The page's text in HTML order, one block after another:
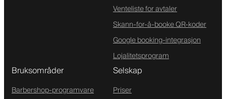
Venteliste for avtaler
Skann-for-å-booke QR-koder
Google booking-integrasjon
Lojalitetsprogram
Bruksområder
Barbershop-programvare
Selskap
Priser